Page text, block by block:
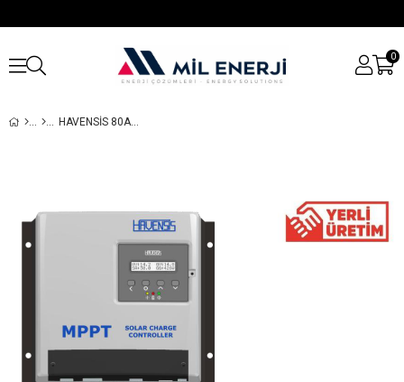
0
HAVENSIS 80AH MPPT 150|80 12/24/36/48V SOLAR ŞARJ REGÜLATÖRÜ